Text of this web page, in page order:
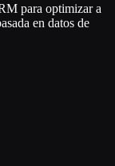
para optimizar a
en datos de